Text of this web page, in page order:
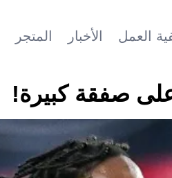
العمل الأخبار المتجر
على صفقة كبيرة!